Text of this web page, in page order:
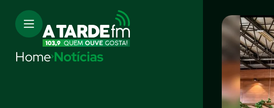
Home Notícias